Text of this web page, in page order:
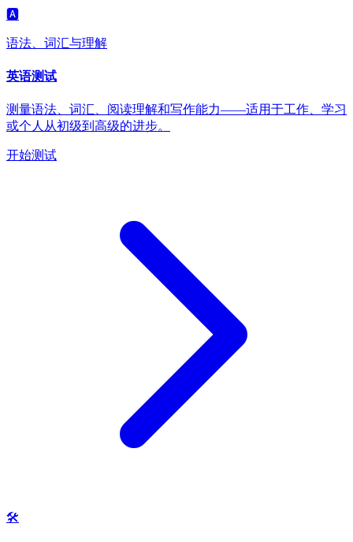
🅰️
语法、词汇与理解
英语测试
测量语法、词汇、阅读理解和写作能力——适用于工作、学习
或个人从初级到高级的进步。
开始测试
🛠️